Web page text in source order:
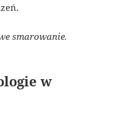
smarowanie.
w